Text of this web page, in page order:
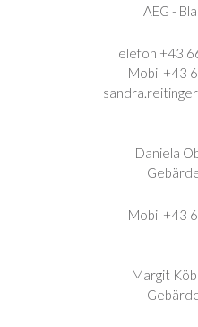
AEG -
Telefon +43
Mobil +43
Daniela
Mobil +43
Margit